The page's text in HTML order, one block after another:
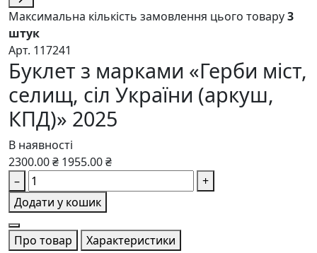
Максимальна кількість замовлення цього товару3
штук
Арт. 117241
Буклет з марками «Герби міст,
селищ, сіл України (аркуш,
КПД)» 2025
В наявності
2300.00 ₴ 1955.00 ₴
–
+
Додати у кошик
Про товар Характеристики